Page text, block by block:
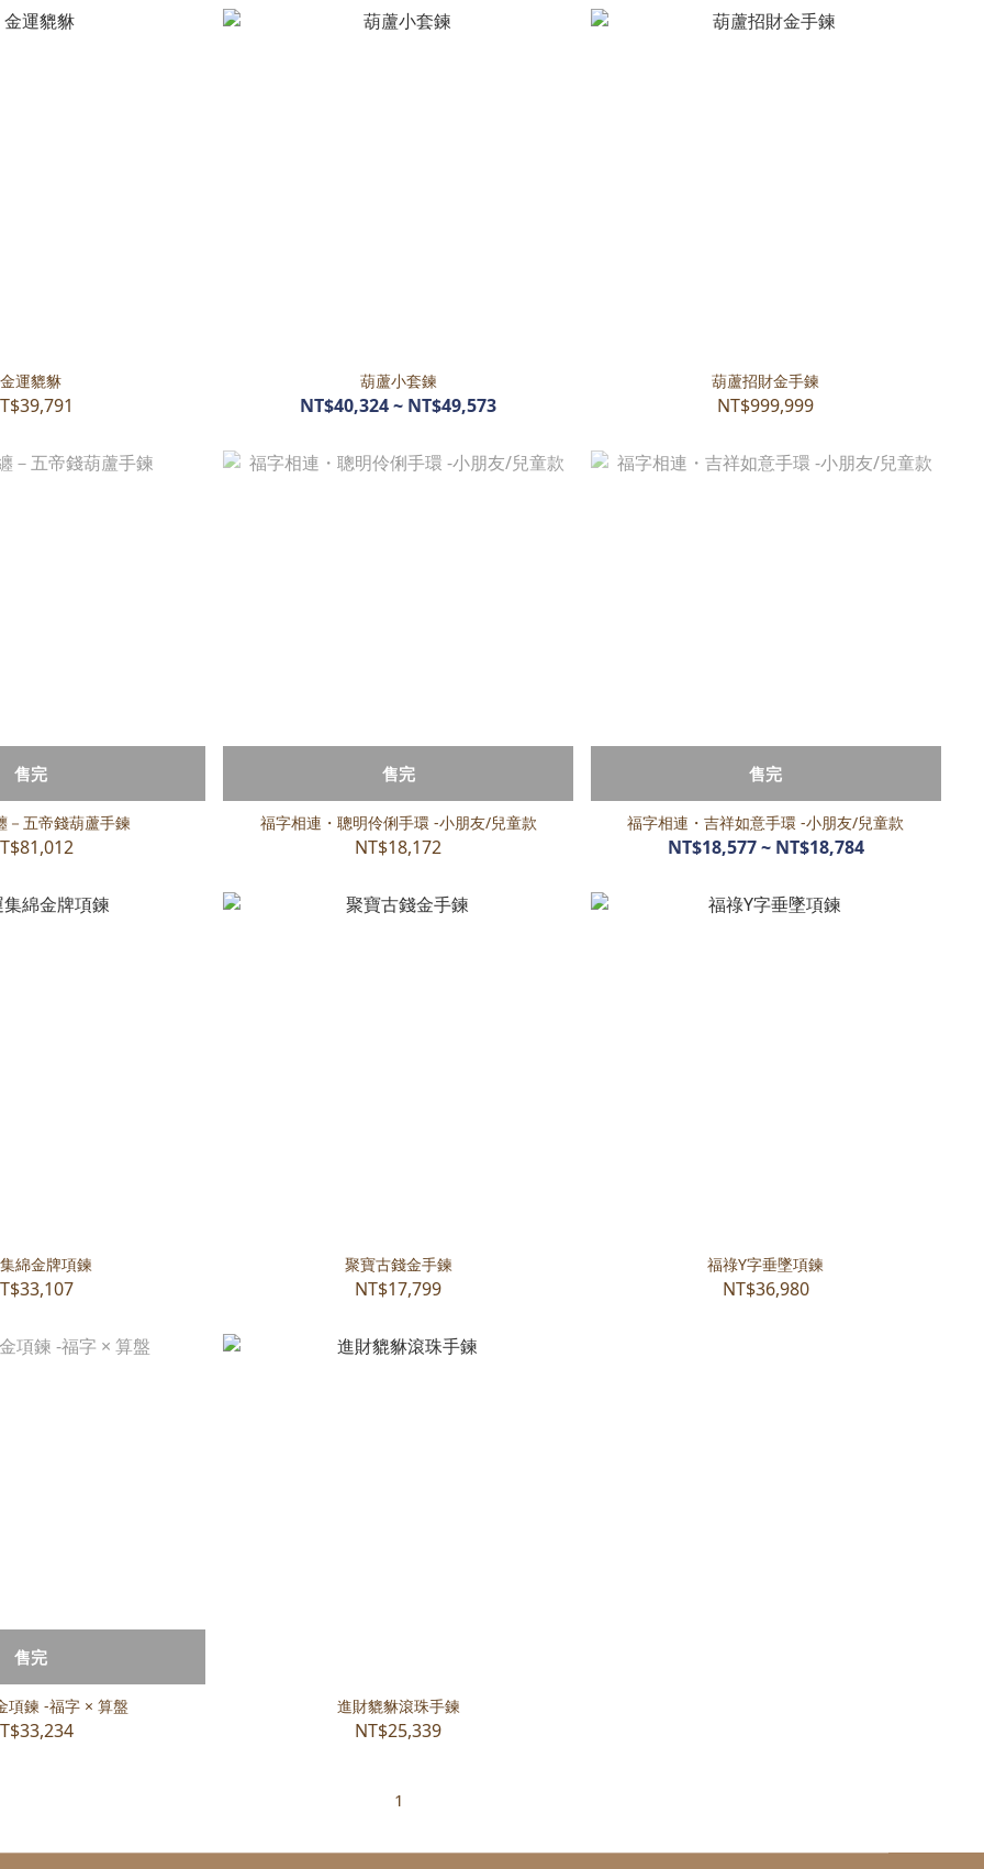
金運貔貅 葫蘆小套鍊
NT$40,324 ~ NT$49,573
葫蘆招財金手鍊
NT$999,999
售完
－五帝錢葫蘆手鍊
售完
福字相連・聰明伶俐手環 -小朋友/兒童款
NT$18,172
售完
福字相連・吉祥如意手環 -小朋友/兒童款
NT$18,577 ~ NT$18,784
綿金牌項鍊 聚寶古錢金手鍊
NT$17,799
福祿Y字垂墜項鍊
NT$36,980
售完
項鍊 -福字 × 算盤 進財貔貅滾珠手鍊
NT$25,339
1